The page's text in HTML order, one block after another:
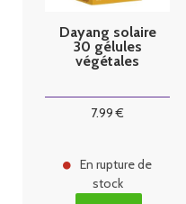
Dayang solaire
30 gélules
végétales
7.99 €
En rupture de
stock